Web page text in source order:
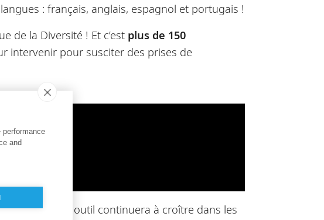
: français, anglais, espagnol et portugais !
de la Diversité ! Et c’est plus de 150
intervenir pour susciter des prises de
:
de cet outil continuera à croître dans les
and